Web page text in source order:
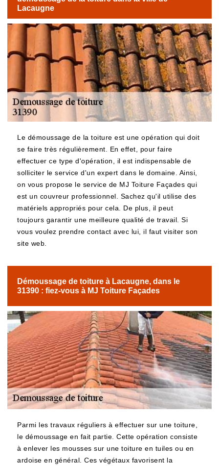
Lacaugne
Le démoussage de la toiture est une opération qui doit
se faire très régulièrement. En effet, pour faire
effectuer ce type d'opération, il est indispensable de
solliciter le service d'un expert dans le domaine. Ainsi,
on vous propose le service de MJ Toiture Façades qui
est un couvreur professionnel. Sachez qu'il utilise des
matériels appropriés pour cela. De plus, il peut
toujours garantir une meilleure qualité de travail. Si
vous voulez prendre contact avec lui, il faut visiter son
site web.
Démoussage de toiture à Lacaugne, dans le
31390 : fiez-vous à MJ Toiture Façades
Parmi les travaux réguliers à effectuer sur une toiture,
le démoussage en fait partie. Cette opération consiste
à enlever les mousses sur une toiture en tuiles ou en
ardoise en général. Ces végétaux favorisent la